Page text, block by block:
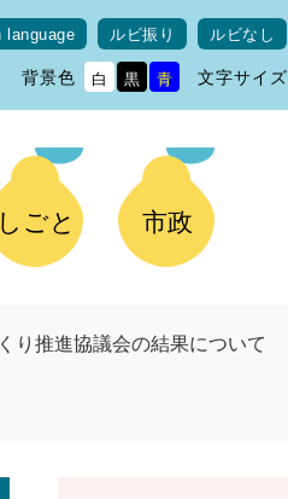
language ルビ振り ルビなし
背景色 白 黒 青 文字サイズ
しごと 市政
り推進協議会の結果について